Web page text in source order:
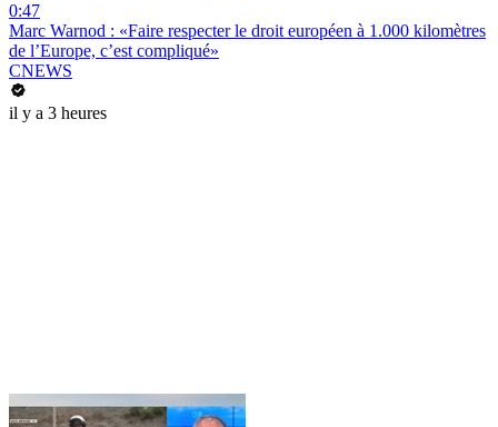
0:47
Marc Warnod : «Faire respecter le droit européen à 1.000 kilomètres
de l’Europe, c’est compliqué»
CNEWS
il y a 3 heures